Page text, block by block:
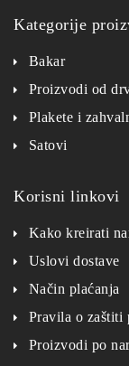
Kategorije
Bakar
Proizvodi od
Plakete i
Satovi
Korisni linkovi
Kako kreirati
Uslovi dostave
Način plaćanja
Pravila o zaštiti
Proizvodi po